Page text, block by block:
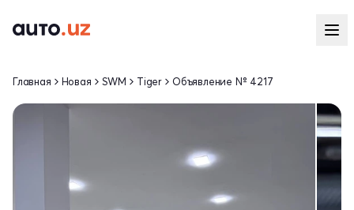
Главная Новая SWM Tiger Объявление № 4217